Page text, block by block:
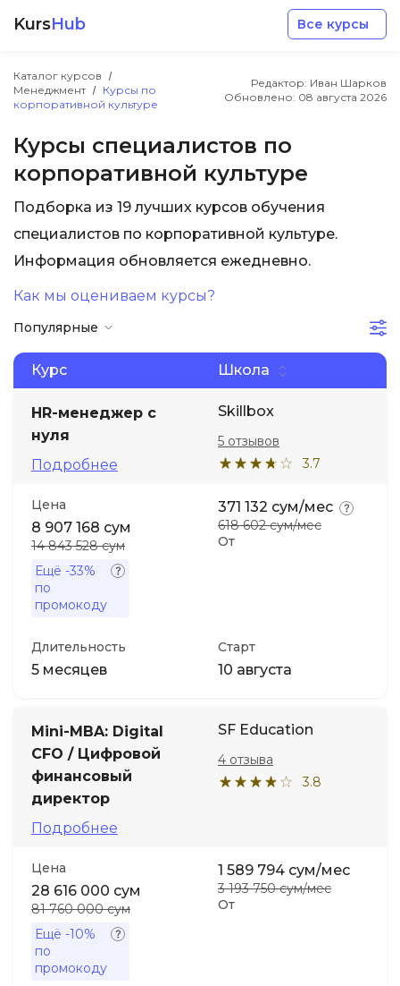
KursHub Все курсы
Каталог курсов
Менеджмент
Курсы по
корпоративной культуре
Редактор: Иван Шарков
Обновлено: 08 августа 2026
Курсы специалистов по
корпоративной культуре
Подборка из 19 лучших курсов обучения
специалистов по корпоративной культуре.
Информация обновляется ежедневно.
Как мы оцениваем курсы?
Популярные
Курс Школа
HR-менеджер с
нуля
Подробнее
Skillbox
3.7
5 отзывов
Цена
8 907 168 сум
14 843 528 сум
Ещё -33%
по
промокоду
От
371 132 сум/мес
618 602 сум/мес
Длительность
5 месяцев
Старт
10 августа
Mini-MBA: Digital
CFO / Цифровой
финансовый
директор
Подробнее
SF Education
3.8
4 отзыва
Цена
28 616 000 сум
81 760 000 сум
Ещё -10%
по
промокоду
От
1 589 794 сум/мес
3 193 750 сум/мес
Маркетинг
Дизайн
Менеджмент
Иностранные языки
ДПО
Детям
Акции и промокоды